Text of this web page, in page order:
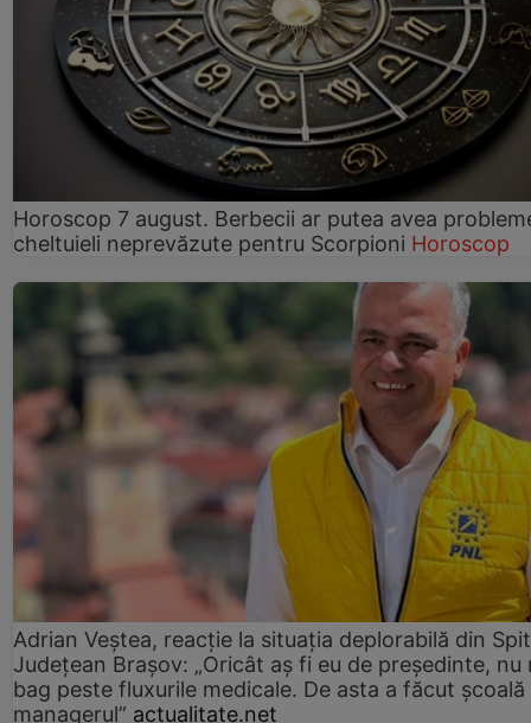
Horoscop 7 august. Berbecii ar putea avea
cheltuieli neprevăzute pentru Scorpioni Horoscop
Adrian Veștea, reacție la situația deplorabilă din
Județean Brașov: „Oricât aș fi eu de președinte, nu
bag peste fluxurile medicale. De asta a făcut școală
managerul” actualitate.net